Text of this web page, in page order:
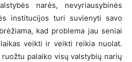
narės, nevyriausybinės
institucijos turi suvienyti savo
kad problema jau seniai
veikti ir veikti reikia nuolat.
ruožtu palaiko visų valstybių narių